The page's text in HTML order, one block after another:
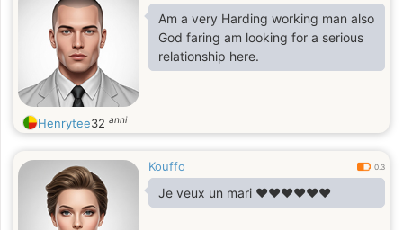
Am a very Harding working man also
God faring am looking for a serious
relationship here.
Henrytee32 anni
Kouffo 0.3
Je veux un mari ❤️❤️❤️❤️❤️❤️